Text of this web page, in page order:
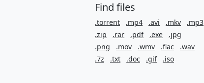
Find files
.torrent .mp4 .avi .mkv
.mp3
.zip
.rar .pdf .exe
.jpg
.png
.mov .wmv .flac
.wav
.7z
.txt .doc .gif .iso